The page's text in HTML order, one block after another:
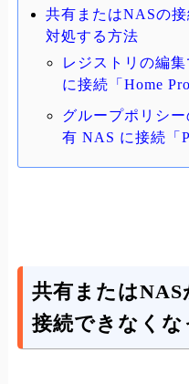
共有またはNASの
対処する方法
レジストリの編
に接続「Home Pro
グループポリシ
有 NAS に接続「
共有または
接続できなく